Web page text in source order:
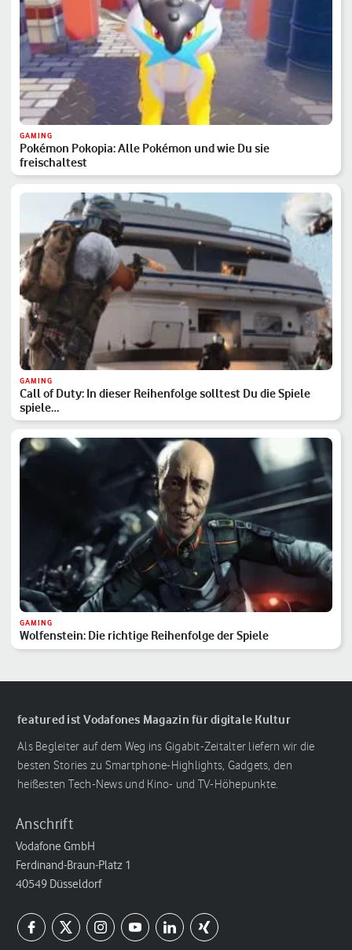
GAMING
Pokémon Pokopia: Alle Pokémon und wie Du sie
freischaltest
GAMING
Call of Duty: In dieser Reihenfolge solltest Du die Spiele
spiele…
GAMING
Wolfenstein: Die richtige Reihenfolge der Spiele
featured ist Vodafones Magazin für digitale Kultur
Als Begleiter auf dem Weg ins Gigabit-Zeitalter liefern wir die
besten Stories zu Smartphone-Highlights, Gadgets, den
heißesten Tech-News und Kino- und TV-Höhepunkte.
Anschrift
Vodafone GmbH
Ferdinand-Braun-Platz 1
40549 Düsseldorf